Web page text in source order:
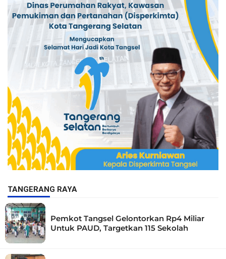
TANGERANG RAYA
Pemkot Tangsel Gelontorkan Rp4 Miliar
Untuk PAUD, Targetkan 115 Sekolah